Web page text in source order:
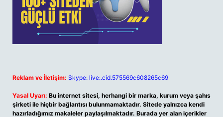
Reklam ve İletişim: Skype: live:.cid.575569c608265c69
Yasal Uyarı: Bu internet sitesi, herhangi bir marka, kurum veya şahıs
şirketi ile hiçbir bağlantısı bulunmamaktadır. Sitede yalnızca kendi
hazırladığımız makaleler paylaşılmaktadır. Burada yer alan içerikler